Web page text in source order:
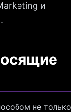
и
не только